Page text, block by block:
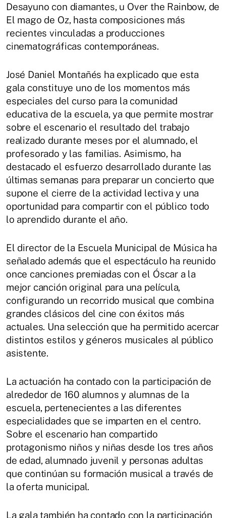
Desayuno con diamantes, u Over the Rainbow, de
El mago de Oz, hasta composiciones más
recientes vinculadas a producciones
cinematográficas contemporáneas.
José Daniel Montañés ha explicado que esta
gala constituye uno de los momentos más
especiales del curso para la comunidad
educativa de la escuela, ya que permite mostrar
sobre el escenario el resultado del trabajo
realizado durante meses por el alumnado, el
profesorado y las familias. Asimismo, ha
destacado el esfuerzo desarrollado durante las
últimas semanas para preparar un concierto que
supone el cierre de la actividad lectiva y una
oportunidad para compartir con el público todo
lo aprendido durante el año.
El director de la Escuela Municipal de Música ha
señalado además que el espectáculo ha reunido
once canciones premiadas con el Óscar a la
mejor canción original para una película,
configurando un recorrido musical que combina
grandes clásicos del cine con éxitos más
actuales. Una selección que ha permitido acercar
distintos estilos y géneros musicales al público
asistente.
La actuación ha contado con la participación de
alrededor de 160 alumnos y alumnas de la
escuela, pertenecientes a las diferentes
especialidades que se imparten en el centro.
Sobre el escenario han compartido
protagonismo niños y niñas desde los tres años
de edad, alumnado juvenil y personas adultas
que continúan su formación musical a través de
la oferta municipal.
La gala también ha contado con la participación